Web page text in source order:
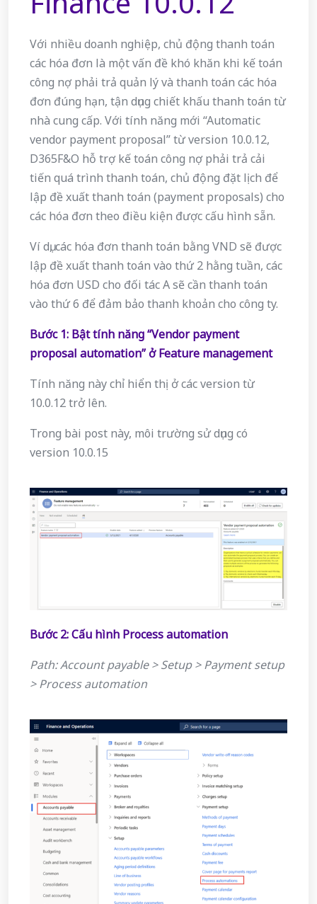
Với nhiều doanh nghiệp, chủ động thanh toán
các hóa đơn là một vấn đề khó khăn khi kế toán
công nợ phải trả quản lý và thanh toán các hóa
đơn đúng hạn, tận dụng chiết khấu thanh toán từ
nhà cung cấp. Với tính năng mới “Automatic
vendor payment proposal” từ version 10.0.12,
D365F&O hỗ trợ kế toán công nợ phải trả cải
tiến quá trình thanh toán, chủ động đặt lịch để
lập đề xuất thanh toán (payment proposals) cho
các hóa đơn theo điều kiện được cấu hình sẵn.
Ví dụ, các hóa đơn thanh toán bằng VND sẽ được
lập đề xuất thanh toán vào thứ 2 hằng tuần, các
hóa đơn USD cho đối tác A sẽ cần thanh toán
vào thứ 6 để đảm bảo thanh khoản cho công ty.
Bước 1: Bật tính năng “Vendor payment
proposal automation” ở Feature management
Tính năng này chỉ hiển thị ở các version từ
10.0.12 trở lên.
Trong bài post này, môi trường sử dụng có
version 10.0.15
Bước 2: Cấu hình Process automation
Path: Account payable > Setup > Payment setup
> Process automation